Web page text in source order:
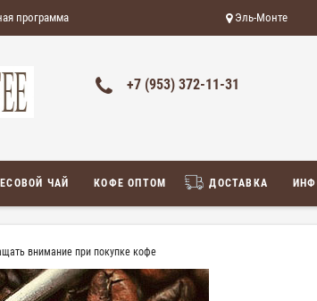
программа Эль-Монте
+7 (953) 372-11-31
ЧАЙ КОФЕ ОПТОМ ДОСТАВКА
внимание при покупке кофе